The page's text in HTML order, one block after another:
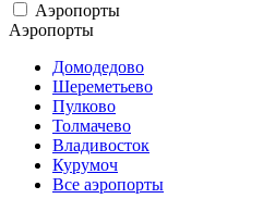
Аэропорты
Аэропорты
Домодедово
Шереметьево
Пулково
Толмачево
Владивосток
Курумоч
Все аэропорты